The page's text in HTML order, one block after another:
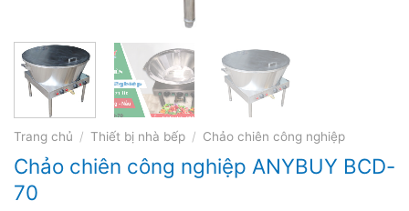
Trang chủ / Thiết bị nhà bếp / Chảo chiên công nghiệp
Chảo chiên công nghiệp ANYBUY BCD-
70